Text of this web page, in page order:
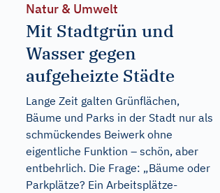
Natur & Umwelt
Mit Stadtgrün und
Wasser gegen
aufgeheizte Städte
Lange Zeit galten Grünflächen,
Bäume und Parks in der Stadt nur als
schmückendes Beiwerk ohne
eigentliche Funktion – schön, aber
entbehrlich. Die Frage: „Bäume oder
Parkplätze? Ein Arbeitsplätze-